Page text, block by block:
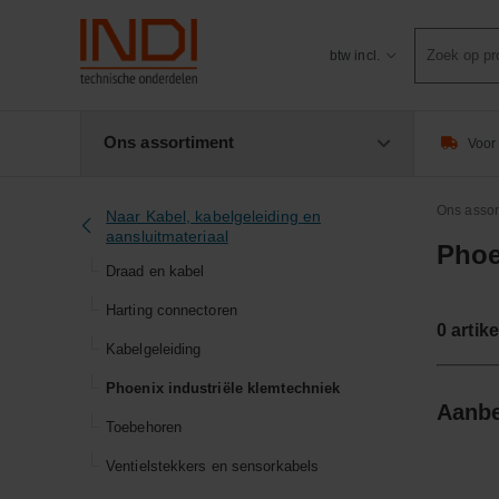
btw incl.
zoeken
Ons assortiment
Naar Kabel, kabelgeleiding en
aansluitmateriaal
Draad en kabel
Harting connectoren
Kabelgeleiding
Phoenix industriële klemtechniek
Toebehoren
Ventielstekkers en sensorkabels
Ons
0